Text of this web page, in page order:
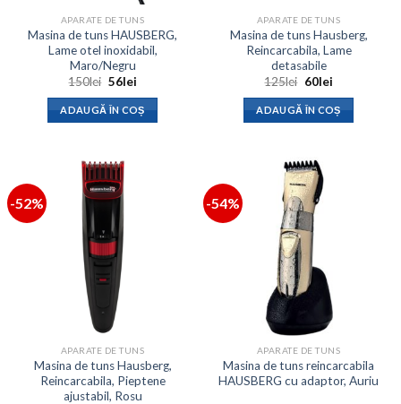
APARATE DE TUNS
Masina de tuns HAUSBERG,
Lame otel inoxidabil,
Maro/Negru
150lei Prețul
a
fost:
150lei.
56leiPrețul
este:
56lei.
ADAUGĂ ÎN COȘ
APARATE DE TUNS
Masina de tuns Hausberg,
Reincarcabila, Lame
detasabile
125lei Prețul
a
fost:
125lei.
60leiPrețul
este:
60lei.
ADAUGĂ ÎN COȘ
-52%
APARATE DE TUNS
Masina de tuns Hausberg,
Reincarcabila, Pieptene
ajustabil, Rosu
-54%
APARATE DE TUNS
Masina de tuns reincarcabila
HAUSBERG cu adaptor, Auriu